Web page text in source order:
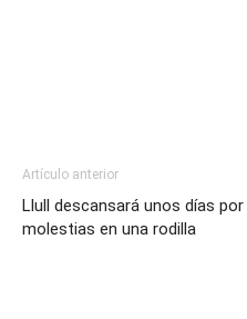
Artículo anterior
Llull descansará unos días por
molestias en una rodilla